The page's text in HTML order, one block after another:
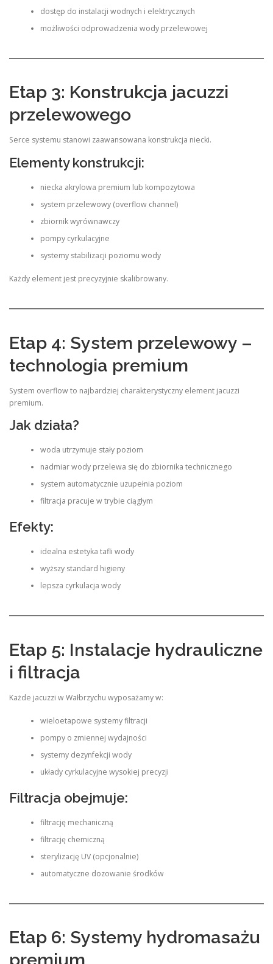
dostęp do instalacji wodnych i elektrycznych
możliwości odprowadzenia wody przelewowej
Etap 3: Konstrukcja jacuzzi
przelewowego
Serce systemu stanowi zaawansowana konstrukcja niecki.
Elementy konstrukcji:
niecka akrylowa premium lub kompozytowa
system przelewowy (overflow channel)
zbiornik wyrównawczy
pompy cyrkulacyjne
systemy stabilizacji poziomu wody
Każdy element jest precyzyjnie skalibrowany.
Etap 4: System przelewowy –
technologia premium
System overflow to najbardziej charakterystyczny element jacuzzi
premium.
Jak działa?
woda utrzymuje stały poziom
nadmiar wody przelewa się do zbiornika technicznego
system automatycznie uzupełnia poziom
filtracja pracuje w trybie ciągłym
Efekty:
idealna estetyka tafli wody
wyższy standard higieny
lepsza cyrkulacja wody
Etap 5: Instalacje hydrauliczne
i filtracja
Każde jacuzzi w Wałbrzychu wyposażamy w:
wieloetapowe systemy filtracji
pompy o zmiennej wydajności
systemy dezynfekcji wody
układy cyrkulacyjne wysokiej precyzji
Filtracja obejmuje:
filtrację mechaniczną
filtrację chemiczną
sterylizację UV (opcjonalnie)
automatyczne dozowanie środków
Etap 6: Systemy hydromasażu